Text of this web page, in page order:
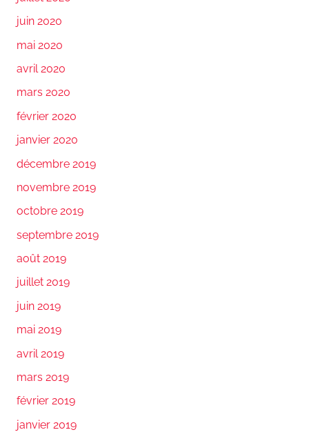
juin 2020
mai 2020
avril 2020
mars 2020
février 2020
janvier 2020
décembre 2019
novembre 2019
octobre 2019
septembre 2019
août 2019
juillet 2019
juin 2019
mai 2019
avril 2019
mars 2019
février 2019
janvier 2019